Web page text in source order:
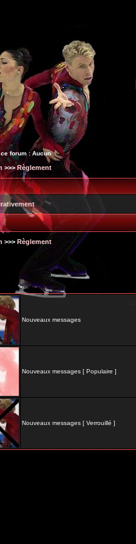
forum : Aucun
>>>Règlement
>>> Règlement
Nouveaux messages
Nouveaux messages [ Populaire ]
Nouveaux messages [ Verrouillé ]